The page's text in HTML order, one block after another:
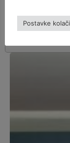
Postavke